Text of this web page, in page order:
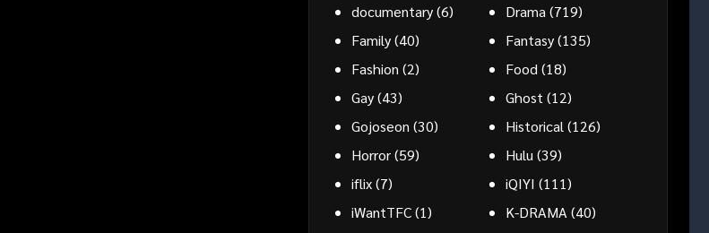
documentary(6) Drama (719)
Family(40) Fantasy(135)
Fashion (2) Food (18)
Gay(43) Ghost (12)
Gojoseon (30) Historical (126)
Horror(59) Hulu (39)
iflix(7) iQIYI (111)
iWantTFC(1) K-DRAMA (40)